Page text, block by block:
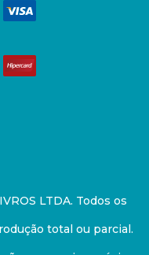
LTDA. Todos os
total ou parcial.